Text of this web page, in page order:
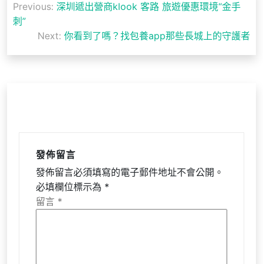
章
覽
Previous: 深圳遞出營商klook 客路 旅遊優惠環境“金手
刺”
Next: 你看到了嗎？找包養app那些長城上的守護者
發佈留言
發佈留言必須填寫的電子郵件地址不會公開。
必填欄位標示為 *
留言 *